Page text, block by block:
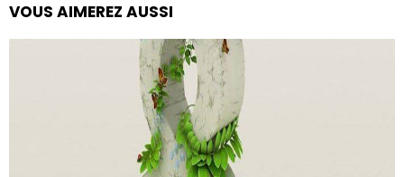
VOUS AIMEREZ AUSSI